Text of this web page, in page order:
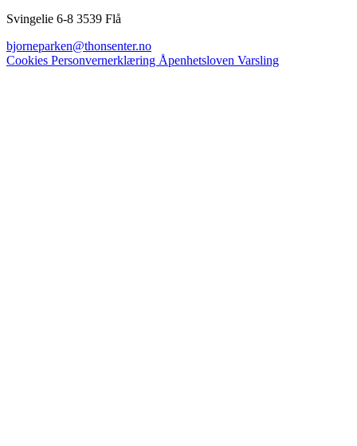
Svingelie 6-8 3539 Flå
bjorneparken@thonsenter.no
Cookies Personvernerklæring Åpenhetsloven Varsling